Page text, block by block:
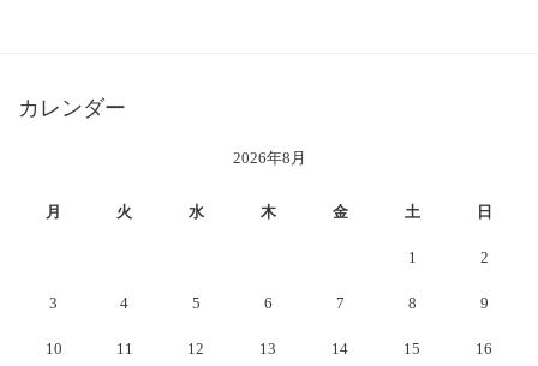
カレンダー
2026年8月
月 火 水 木 金 土 日
1 2
3 4 5 6 7 8 9
10 11 12 13 14 15 16